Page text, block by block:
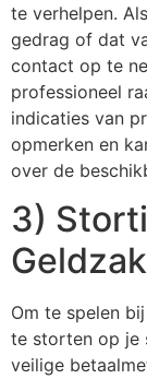
te verhelpen.
gedrag of dat
contact op te
professioneel
indicaties van
opmerken en
over de
3)
Om te spelen
te storten op je
veilige